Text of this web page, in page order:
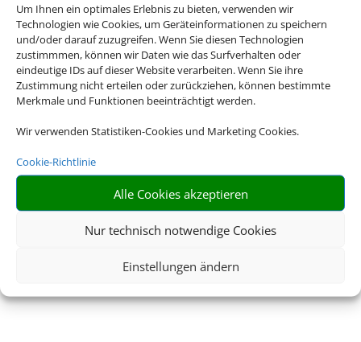
Um Ihnen ein optimales Erlebnis zu bieten, verwenden wir
Technologien wie Cookies, um Geräteinformationen zu speichern
und/oder darauf zuzugreifen. Wenn Sie diesen Technologien
zustimmmen, können wir Daten wie das Surfverhalten oder
eindeutige IDs auf dieser Website verarbeiten. Wenn Sie ihre
Zustimmung nicht erteilen oder zurückziehen, können bestimmte
Merkmale und Funktionen beeinträchtigt werden.
Wir verwenden Statistiken-Cookies und Marketing Cookies.
Cookie-Richtlinie
Alle Cookies akzeptieren
Nur technisch notwendige Cookies
Einstellungen ändern